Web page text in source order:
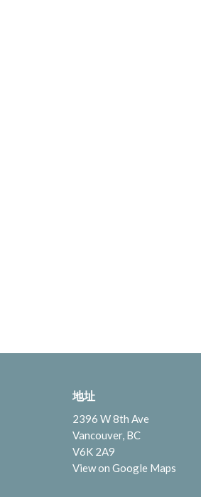
地址
2396 W 8th Ave
Vancouver, BC
V6K 2A9
View on Google Maps